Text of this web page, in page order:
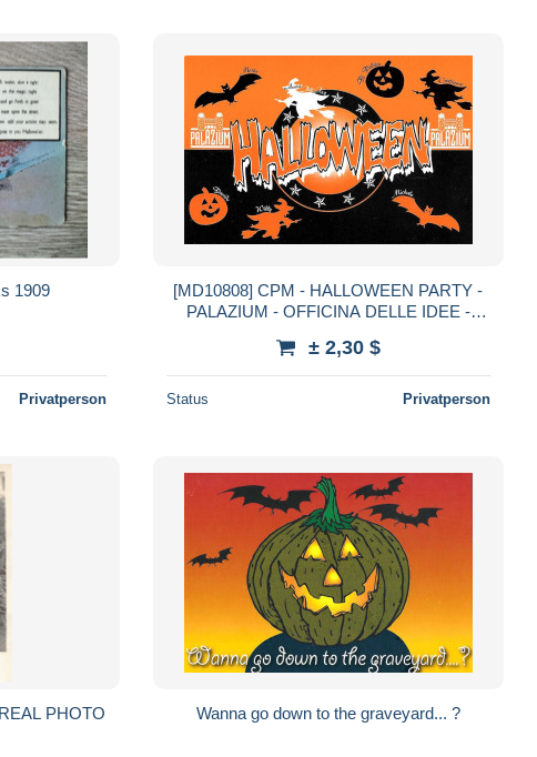
1909
Privatperson
[MD10808] CPM - HALLOWEEN PARTY -
PALAZIUM - OFFICINA DELLE IDEE -
± 2,30 $
Status Privatperson
PHOTO Wanna go down to the graveyard... ?